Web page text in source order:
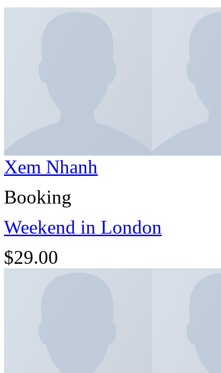
Xem Nhanh
Booking
Weekend in London
$29.00